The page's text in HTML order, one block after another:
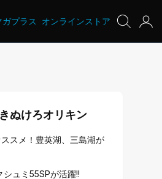
ガプラス オンラインストア
ぬけろオリキン
スメ！豊英湖、三島湖が
ュミ55SPが活躍!!